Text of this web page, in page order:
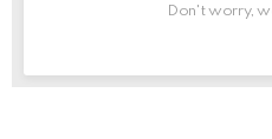
Don't worry,